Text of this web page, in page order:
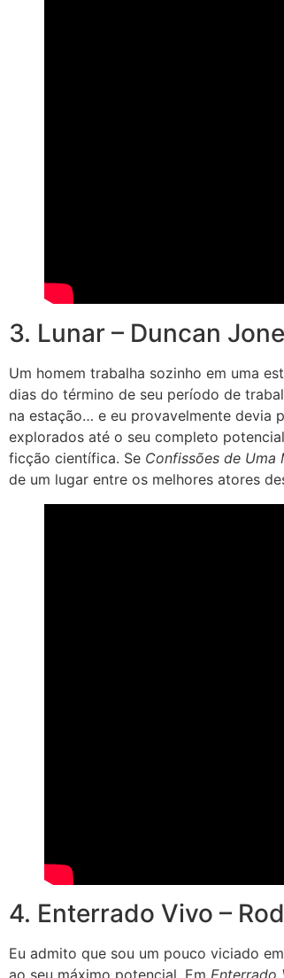
3. Lunar – Duncan
Um homem trabalha sozinho em uma
dias do término de seu período de
na estação… e eu provavelmente devia
explorados até o seu completo
ficção científica. Se Confissões de Uma
de um lugar entre os melhores atores
4. Enterrado Vivo –
Eu admito que sou um pouco viciado